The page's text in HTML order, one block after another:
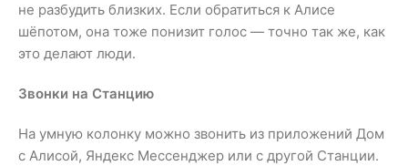
не разбудить близких. Если обратиться к Алисе
шёпотом, она тоже понизит голос — точно так же, как
это делают люди.
Звонки на Станцию
На умную колонку можно звонить из приложений Дом
с Алисой, Яндекс Мессенджер или с другой Станции.